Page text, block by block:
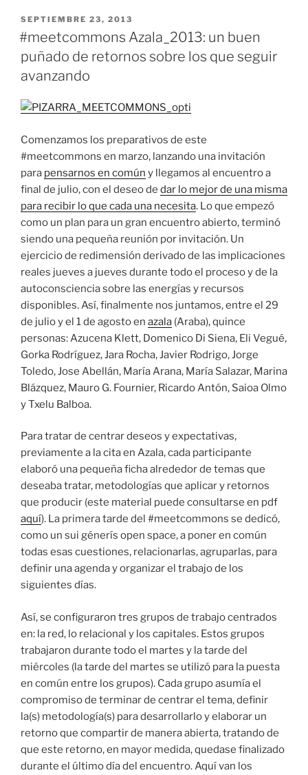
PUBLICADO
EL
SEPTIEMBRE 23, 2013
#meetcommons Azala_2013: un buen
puñado de retornos sobre los que seguir
avanzando
Comenzamos los preparativos de este
#meetcommons en marzo, lanzando una invitación
para pensarnos en común y llegamos al encuentro a
final de julio, con el deseo de dar lo mejor de una misma
para recibir lo que cada una necesita. Lo que empezó
como un plan para un gran encuentro abierto, terminó
siendo una pequeña reunión por invitación. Un
ejercicio de redimensión derivado de las implicaciones
reales jueves a jueves durante todo el proceso y de la
autoconsciencia sobre las energías y recursos
disponibles. Así, finalmente nos juntamos, entre el 29
de julio y el 1 de agosto en azala (Araba), quince
personas: Azucena Klett, Domenico Di Siena, Eli Vegué,
Gorka Rodríguez, Jara Rocha, Javier Rodrigo, Jorge
Toledo, Jose Abellán, María Arana, María Salazar, Marina
Blázquez, Mauro G. Fournier, Ricardo Antón, Saioa Olmo
y Txelu Balboa.
Para tratar de centrar deseos y expectativas,
previamente a la cita en Azala, cada participante
elaboró una pequeña ficha alrededor de temas que
deseaba tratar, metodologías que aplicar y retornos
que producir (este material puede consultarse en pdf
aquí). La primera tarde del #meetcommons se dedicó,
como un sui génerís open space, a poner en común
todas esas cuestiones, relacionarlas, agruparlas, para
definir una agenda y organizar el trabajo de los
siguientes días.
Así, se configuraron tres grupos de trabajo centrados
en: la red, lo relacional y los capitales. Estos grupos
trabajaron durante todo el martes y la tarde del
miércoles (la tarde del martes se utilizó para la puesta
en común entre los grupos). Cada grupo asumía el
compromiso de terminar de centrar el tema, definir
la(s) metodología(s) para desarrollarlo y elaborar un
retorno que compartir de manera abierta, tratando de
que este retorno, en mayor medida, quedase finalizado
durante el último día del encuentro. Aquí van los